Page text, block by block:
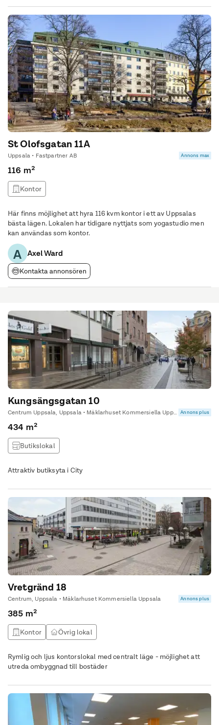
St Olofsgatan 11A
Uppsala • Fastpartner AB Annons max
116 m²
Kontor
Här finns möjlighet att hyra 116 kvm kontor i ett av Uppsalas
bästa lägen. Lokalen har tidigare nyttjats som yogastudio men
kan användas som kontor.
A Axel Ward
Kontakta annonsören
Kungsängsgatan 10
Centrum Uppsala, Uppsala • Mäklarhuset Kommersiella Uppsala Annons plus
434 m²
Butikslokal
Attraktiv butiksyta i City
Vretgränd 18
Centrum, Uppsala • Mäklarhuset Kommersiella Uppsala Annons plus
385 m²
Kontor Övrig lokal
Rymlig och ljus kontorslokal med centralt läge - möjlighet att
utreda ombyggnad till bostäder